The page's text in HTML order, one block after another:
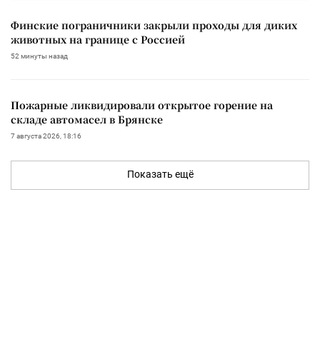
Финские пограничники закрыли проходы для диких
животных на границе с Россией
52 минуты назад
Пожарные ликвидировали открытое горение на
складе автомасел в Брянске
7 августа 2026, 18:16
Показать ещё